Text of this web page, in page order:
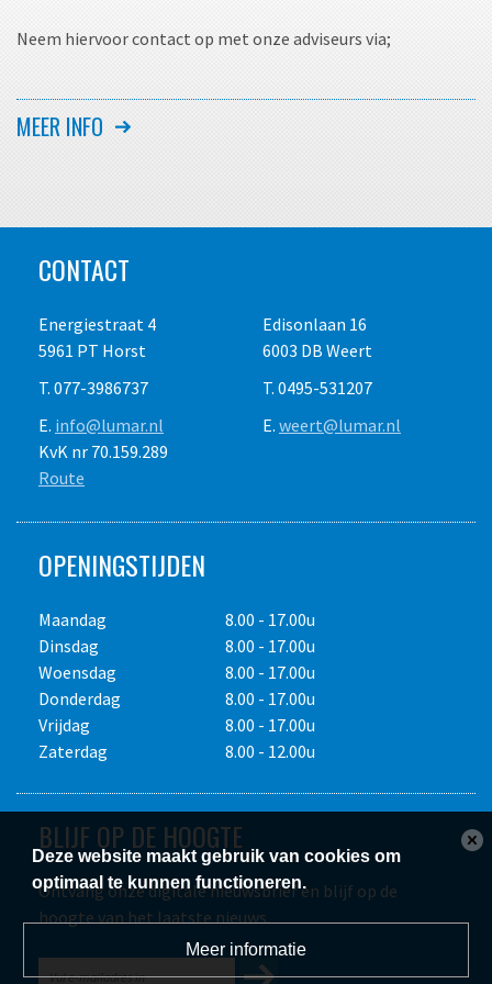
Transportafmeting LxBxH
840 x 170 x 210 cm.
Dagprijs maximaal acht draaiuren, weekprijs maximaal
eigen risico. Het is de verplichting van de
voorwaarden op aanvraag.
Neem hiervoor contact op met onze adviseurs via;
MEER INFO
CONTACT
Energiestraat 4
5961 PT Horst
T. 077-3986737
E. info@lumar.nl
Edisonlaan 16
6003 DB Weert
T. 0495-531207
E. weert@lumar.nl
KvK nr 70.159.289
Route
OPENINGSTIJDEN
Maandag
Dinsdag
Woensdag
Donderdag
Vrijdag
Zaterdag
8.00 - 17.00u
8.00 - 17.00u
8.00 - 17.00u
8.00 - 17.00u
8.00 - 17.00u
8.00 - 12.00u
BLIJF OP DE HOOGTE
Ontvang onze digitale nieuwsbrief en blijf op de
hoogte van het laatste nieuws.
Deze website maakt gebruik van cookies om
optimaal te kunnen functioneren.
Meer informatie